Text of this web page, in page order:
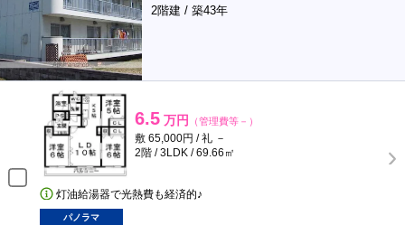
2階建 / 築43年
6.5 万円 （管理費等－）
敷 65,000円 / 礼 －
2階 / 3LDK / 69.66㎡
灯油給湯器で光熱費も経済的♪
パノラマ